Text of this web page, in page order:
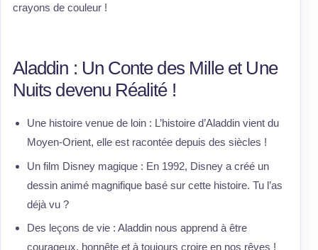
crayons de couleur !
Aladdin : Un Conte des Mille et Une
Nuits devenu Réalité !
Une histoire venue de loin : L’histoire d’Aladdin vient du
Moyen-Orient, elle est racontée depuis des siècles !
Un film Disney magique : En 1992, Disney a créé un
dessin animé magnifique basé sur cette histoire. Tu l’as
déjà vu ?
Des leçons de vie : Aladdin nous apprend à être
courageux, honnête et à toujours croire en nos rêves !